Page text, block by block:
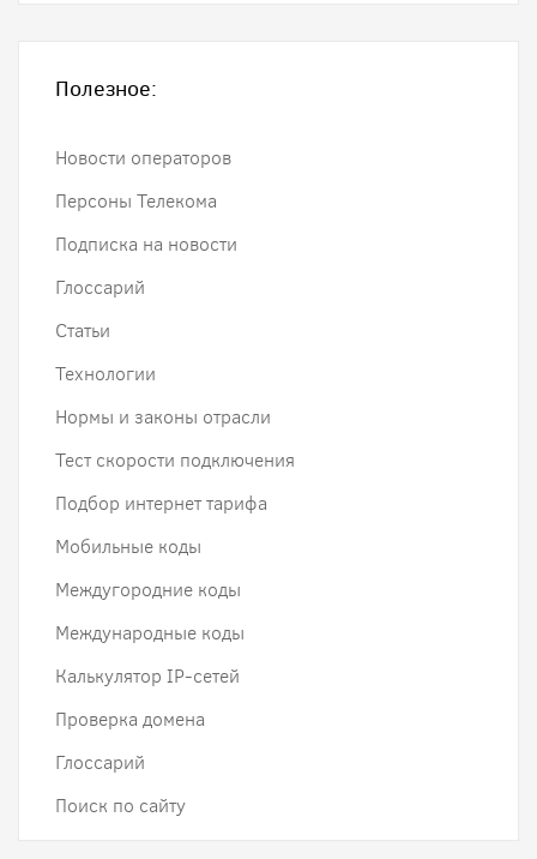
Полезное:
Новости операторов
Персоны Телекома
Подписка на новости
Глоссарий
Статьи
Технологии
Нормы и законы отрасли
Тест скорости подключения
Подбор интернет тарифа
Мобильные коды
Междугородние коды
Международные коды
Калькулятор IP-сетей
Проверка домена
Глоссарий
Поиск по сайту